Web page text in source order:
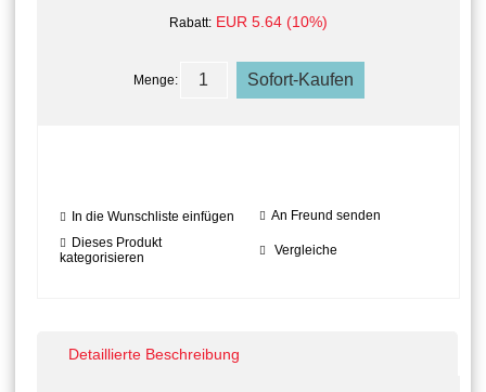
Rabatt: EUR 5.64 (10%)
Menge:
In die Wunschliste einfügen
An Freund senden
Dieses Produkt
kategorisieren
Vergleiche
Detaillierte Beschreibung